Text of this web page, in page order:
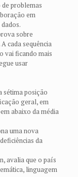
problemas
em
sobre
cada sequência
vai ficando mais
usar
sétima posição
geral, em
abaixo da média
uma nova
da
avalia que o país
linguagem